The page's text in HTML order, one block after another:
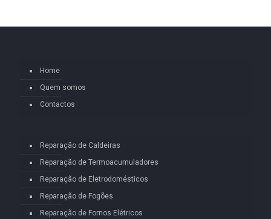
Home
Quem somos
Contactos
Reparação de Caldeiras
Reparação de Termoacumuladores
Reparação de Eletrodomésticos
Reparação de Fogões
Reparação de Fornos Elétricos